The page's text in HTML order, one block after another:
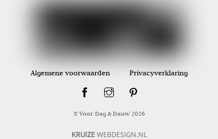
Algemene voorwaarden Privacyverklaring
© Voor Dag & Dauw 2026
KRUIZEWEBDESIGN.NL